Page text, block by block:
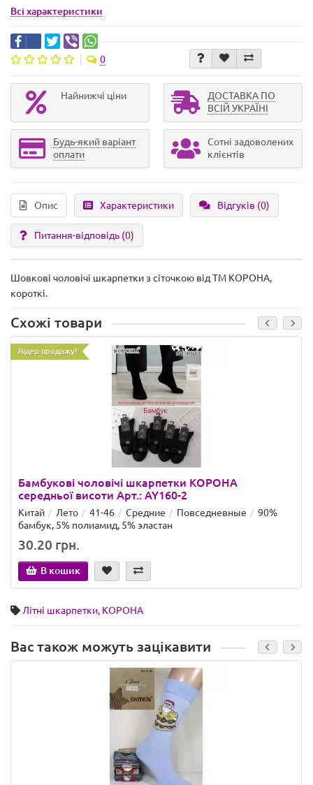
Всі характеристики
0
Найнижчі ціни
ДОСТАВКА ПО
ВСІЙ УКРАЇНІ
Будь-який варіант
оплати
Сотні задоволених
клієнтів
Опис Характеристики Відгуків (0)
Питання-відповідь (0)
Шовкові чоловічі шкарпетки з сіточкою від ТМ КОРОНА,
короткі.
Схожі товари
Лідер продажу!
Бамбукові чоловічі шкарпетки КОРОНА
середньої висоти Арт.: AY160-2
Китай Лето 41-46 Средние Повседневные
90%
бамбук, 5% полиамид, 5% эластан
30.20 грн.
В кошик
Літні шкарпетки, КОРОНА
Вас також можуть зацікавити